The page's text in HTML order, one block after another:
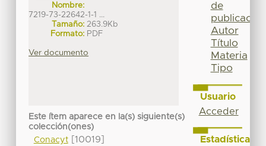
Nombre:
7219-73-22642-1-1 ...
Tamaño: 263.9Kb
Formato: PDF
Ver documento
Este ítem aparece en la(s) siguiente(s)
colección(ones)
Conacyt[10019]
de
publicación
Autor
Título
Materia
Tipo
Usuario
Acceder
Estadísticas